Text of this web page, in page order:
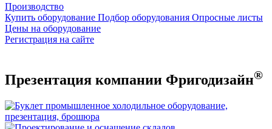
Производство
Купить оборудование Подбор оборудования Опросные листы
Цены на оборудование
Регистрация на сайте
Презентация компании Фригодизайн®